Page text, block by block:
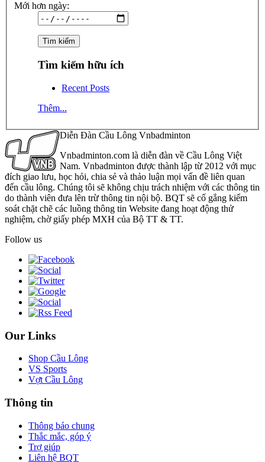
Mới hơn ngày:
Tìm kiếm hữu ích
Recent Posts
Thêm...
Diễn Đàn Cầu Lông Vnbadminton
Vnbadminton.com là diễn đàn về Cầu Lông Việt
Nam. Vnbadminton được thành lập từ 2012 với mục
đích giao lưu, học hỏi, chia sẻ và thảo luận mọi vấn đề liên quan
đến cầu lông. Chúng tôi sẽ không chịu trách nhiệm với các thông tin
do thành viên đưa lên trừ thông tin nội bộ. BQT sẽ cố gắng kiểm
soát chặt chẽ các luồng thông tin Website đang hoạt động thử
nghiệm, chờ giấy phép MXH của Bộ TT & TT.
Follow us
Our Links
Shop Cầu Lông
VS Sports
Vợt Cầu Lông
Thông tin
Thông báo chung
Thắc mắc, góp ý
Trợ giúp
Liên hệ BQT